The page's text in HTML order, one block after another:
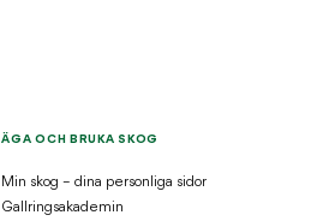
ÄGA OCH BRUKA SKOG
Min skog – dina personliga sidor
Gallringsakademin